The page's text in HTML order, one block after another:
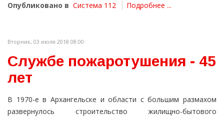
Опубликовано в Система 112 Подробнее ...
Вторник, 03 июля 2018 08:00
Службе пожаротушения - 45
лет
В 1970-е в Архангельске и области с большим размахом
развернулось строительство жилищно-бытового